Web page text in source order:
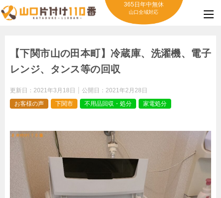
365日年中無休
山口全域対応
【下関市山の田本町】冷蔵庫、洗濯機、電子
レンジ、タンス等の回収
更新日： 2021年3月18日 公開日： 2021年2月28日
お客様の声
下関市 不用品回収・処分 家電処分